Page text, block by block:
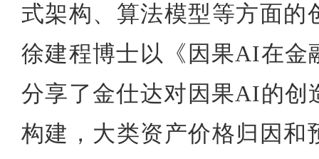
式架构、算法模型等方面的
徐建程博士以《因果AI在金
分享了金仕达对因果AI的创
构建，大类资产价格归因和